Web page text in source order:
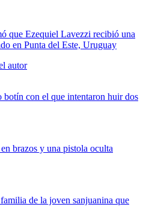
que Ezequiel Lavezzi recibió una
en Punta del Este, Uruguay
autor
con el que intentaron huir dos
brazos y una pistola oculta
de la joven sanjuanina que